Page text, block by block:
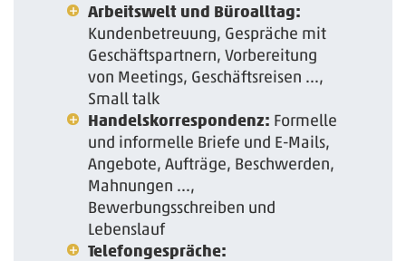
Arbeitswelt und Büroalltag:
Kundenbetreuung, Gespräche mit
Geschäftspartnern, Vorbereitung
von Meetings, Geschäftsreisen ...,
Small talk
Handelskorrespondenz: Formelle
und informelle Briefe und E-Mails,
Angebote, Aufträge, Beschwerden,
Mahnungen ...,
Bewerbungsschreiben und
Lebenslauf
Telefongespräche: